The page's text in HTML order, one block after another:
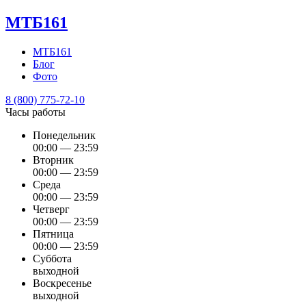
МТБ161
МТБ161
Блог
Фото
8 (800) 775-72-10
Часы работы
Понедельник
00:00 — 23:59
Вторник
00:00 — 23:59
Среда
00:00 — 23:59
Четверг
00:00 — 23:59
Пятница
00:00 — 23:59
Суббота
выходной
Воскресенье
выходной